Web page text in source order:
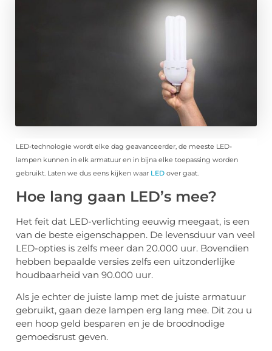
LED-technologie wordt elke dag geavanceerder, de meeste LED-
lampen kunnen in elk armatuur en in bijna elke toepassing worden
gebruikt. Laten we dus eens kijken waar LED over gaat.
Hoe lang gaan LED’s mee?
Het feit dat LED-verlichting eeuwig meegaat, is een
van de beste eigenschappen. De levensduur van veel
LED-opties is zelfs meer dan 20.000 uur. Bovendien
hebben bepaalde versies zelfs een uitzonderlijke
houdbaarheid van 90.000 uur.
Als je echter de juiste lamp met de juiste armatuur
gebruikt, gaan deze lampen erg lang mee. Dit zou u
een hoop geld besparen en je de broodnodige
gemoedsrust geven.